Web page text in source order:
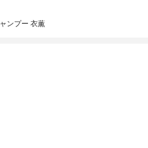
ンプー 衣薫